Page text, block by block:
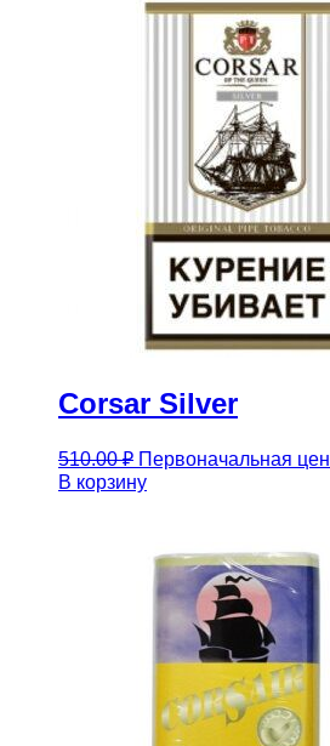
Сorsar Silver
510.00₽ Первоначальная
В корзину